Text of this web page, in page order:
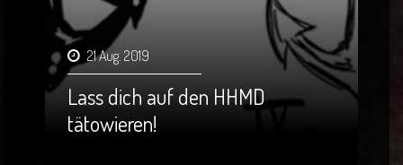
21 Aug. 2019
Lass dich auf den HHMD
tätowieren!